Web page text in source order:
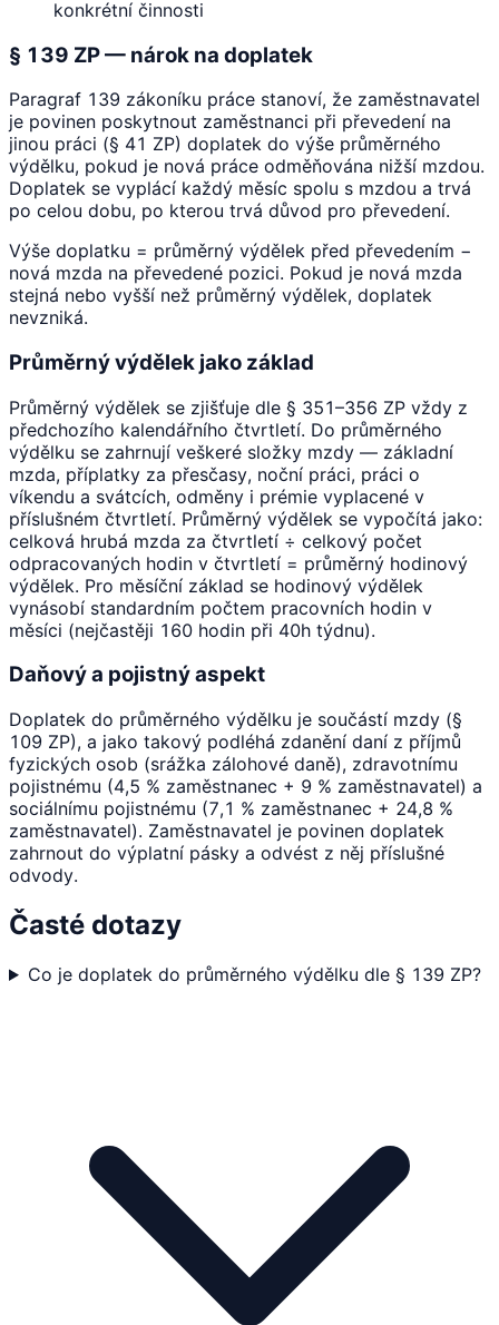
konkrétní činnosti
§ 139 ZP — nárok na doplatek
Paragraf 139 zákoníku práce stanoví, že zaměstnavatel
je povinen poskytnout zaměstnanci při převedení na
jinou práci (§ 41 ZP) doplatek do výše průměrného
výdělku, pokud je nová práce odměňována nižší mzdou.
Doplatek se vyplácí každý měsíc spolu s mzdou a trvá
po celou dobu, po kterou trvá důvod pro převedení.
Výše doplatku = průměrný výdělek před převedením −
nová mzda na převedené pozici. Pokud je nová mzda
stejná nebo vyšší než průměrný výdělek, doplatek
nevzniká.
Průměrný výdělek jako základ
Průměrný výdělek se zjišťuje dle § 351–356 ZP vždy z
předchozího kalendářního čtvrtletí. Do průměrného
výdělku se zahrnují veškeré složky mzdy — základní
mzda, příplatky za přesčasy, noční práci, práci o
víkendu a svátcích, odměny i prémie vyplacené v
příslušném čtvrtletí. Průměrný výdělek se vypočítá jako:
celková hrubá mzda za čtvrtletí ÷ celkový počet
odpracovaných hodin v čtvrtletí = průměrný hodinový
výdělek. Pro měsíční základ se hodinový výdělek
vynásobí standardním počtem pracovních hodin v
měsíci (nejčastěji 160 hodin při 40h týdnu).
Daňový a pojistný aspekt
Doplatek do průměrného výdělku je součástí mzdy (§
109 ZP), a jako takový podléhá zdanění daní z příjmů
fyzických osob (srážka zálohové daně), zdravotnímu
pojistnému (4,5 % zaměstnanec + 9 % zaměstnavatel) a
sociálnímu pojistnému (7,1 % zaměstnanec + 24,8 %
zaměstnavatel). Zaměstnavatel je povinen doplatek
zahrnout do výplatní pásky a odvést z něj příslušné
odvody.
Časté dotazy
Co je doplatek do průměrného výdělku dle § 139 ZP?